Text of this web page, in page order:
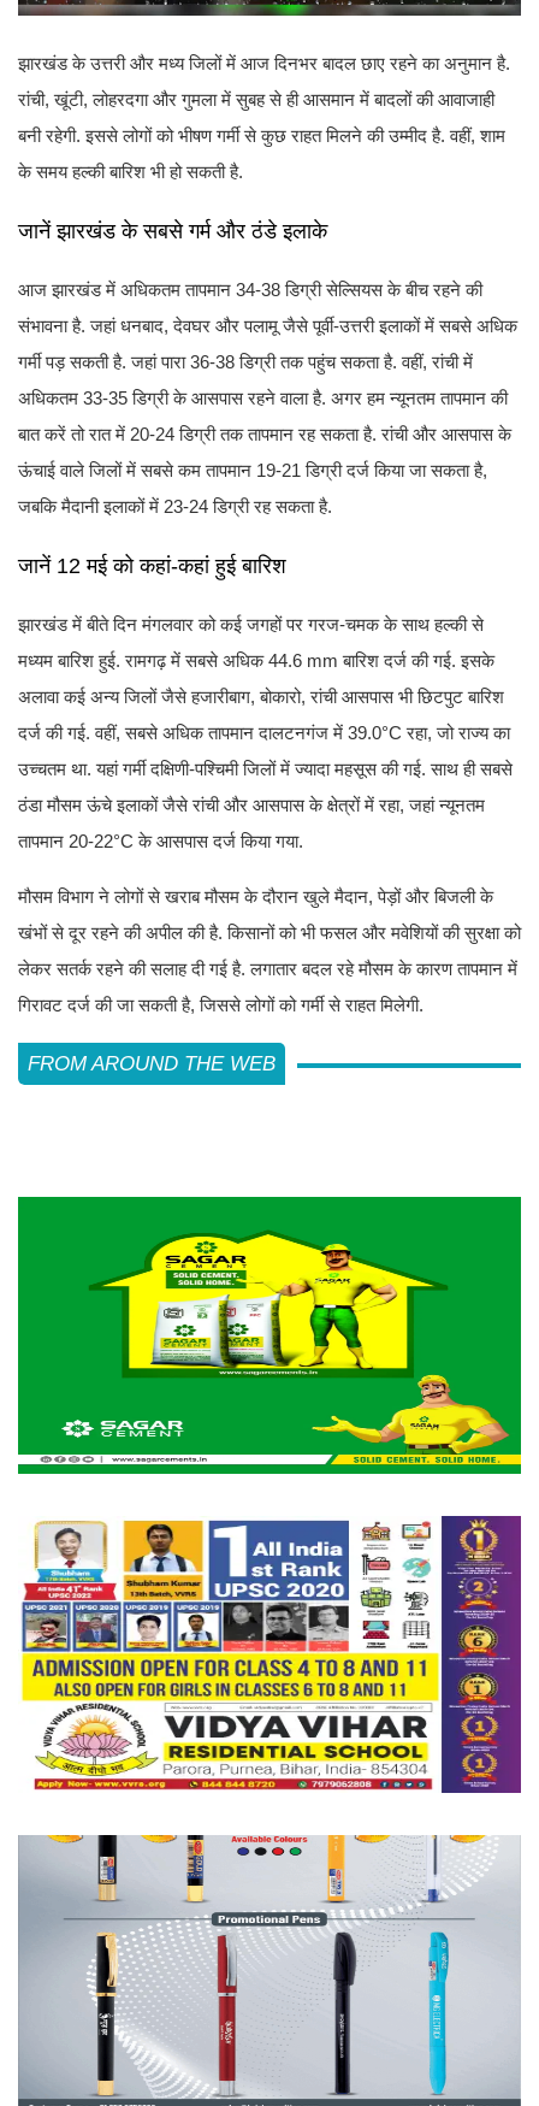
झारखंड के उत्तरी और मध्य जिलों में आज दिनभर बादल छाए रहने का अनुमान है.
रांची, खूंटी, लोहरदगा और गुमला में सुबह से ही आसमान में बादलों की आवाजाही
बनी रहेगी. इससे लोगों को भीषण गर्मी से कुछ राहत मिलने की उम्मीद है. वहीं, शाम
के समय हल्की बारिश भी हो सकती है.
जानें झारखंड के सबसे गर्म और ठंडे इलाके
आज झारखंड में अधिकतम तापमान 34-38 डिग्री सेल्सियस के बीच रहने की
संभावना है. जहां धनबाद, देवघर और पलामू जैसे पूर्वी-उत्तरी इलाकों में सबसे अधिक
गर्मी पड़ सकती है. जहां पारा 36-38 डिग्री तक पहुंच सकता है. वहीं, रांची में
अधिकतम 33-35 डिग्री के आसपास रहने वाला है. अगर हम न्यूनतम तापमान की
बात करें तो रात में 20-24 डिग्री तक तापमान रह सकता है. रांची और आसपास के
ऊंचाई वाले जिलों में सबसे कम तापमान 19-21 डिग्री दर्ज किया जा सकता है,
जबकि मैदानी इलाकों में 23-24 डिग्री रह सकता है.
जानें 12 मई को कहां-कहां हुई बारिश
झारखंड में बीते दिन मंगलवार को कई जगहों पर गरज-चमक के साथ हल्की से
मध्यम बारिश हुई. रामगढ़ में सबसे अधिक 44.6 mm बारिश दर्ज की गई. इसके
अलावा कई अन्य जिलों जैसे हजारीबाग, बोकारो, रांची आसपास भी छिटपुट बारिश
दर्ज की गई. वहीं, सबसे अधिक तापमान दालटनगंज में 39.0°C रहा, जो राज्य का
उच्चतम था. यहां गर्मी दक्षिणी-पश्चिमी जिलों में ज्यादा महसूस की गई. साथ ही सबसे
ठंडा मौसम ऊंचे इलाकों जैसे रांची और आसपास के क्षेत्रों में रहा, जहां न्यूनतम
तापमान 20-22°C के आसपास दर्ज किया गया.
मौसम विभाग ने लोगों से खराब मौसम के दौरान खुले मैदान, पेड़ों और बिजली के
खंभों से दूर रहने की अपील की है. किसानों को भी फसल और मवेशियों की सुरक्षा को
लेकर सतर्क रहने की सलाह दी गई है. लगातार बदल रहे मौसम के कारण तापमान में
गिरावट दर्ज की जा सकती है, जिससे लोगों को गर्मी से राहत मिलेगी.
FROM AROUND THE WEB